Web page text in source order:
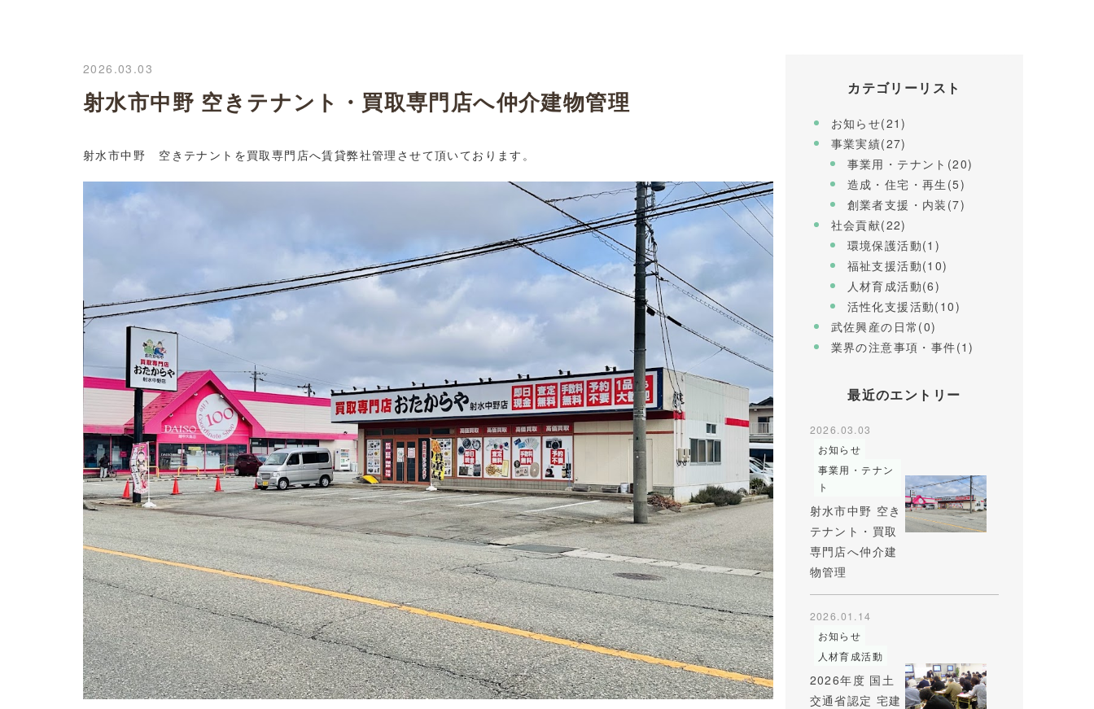
2026.03.03
射水市中野 空きテナント・買取専門店へ仲介建物管理
射水市中野 空きテナントを買取専門店へ賃貸弊社管理させて頂いております。
カテゴリーリスト
お知らせ(21)
事業実績(27)
事業用・テナント(20)
造成・住宅・再生(5)
創業者支援・内装(7)
社会貢献(22)
環境保護活動(1)
福祉支援活動(10)
人材育成活動(6)
活性化支援活動(10)
武佐興産の日常(0)
業界の注意事項・事件(1)
最近のエントリー
2026.03.03
お知らせ
事業用・テナン
ト
射水市中野 空き
テナント・買取
専門店へ仲介建
物管理
2026.01.14
お知らせ
人材育成活動
2026年度 国土
交通省認定 宅建